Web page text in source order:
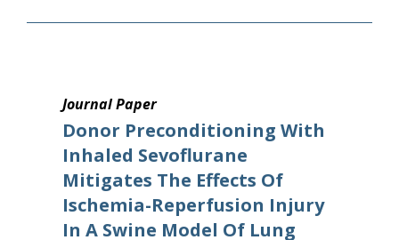
Journal Paper
Donor Preconditioning With
Inhaled Sevoflurane
Mitigates The Effects Of
Ischemia-Reperfusion Injury
In A Swine Model Of Lung